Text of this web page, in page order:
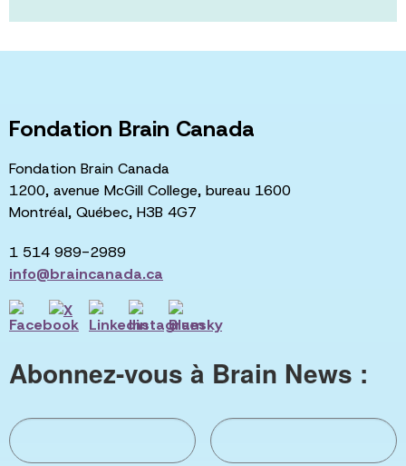
Fondation Brain Canada
Fondation Brain Canada
1200, avenue McGill College, bureau 1600
Montréal, Québec, H3B 4G7
1 514 989-2989
info@braincanada.ca
Abonnez-vous à Brain News :